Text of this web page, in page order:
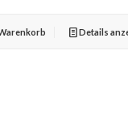
ist:
Details